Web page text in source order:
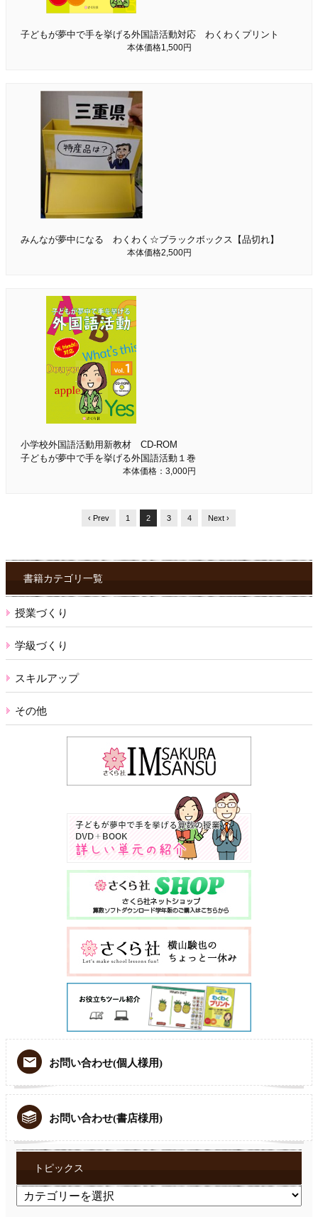
子どもが夢中で手を挙げる外国語活動対応 わくわくプリント
本体価格1,500円
みんなが夢中になる わくわく☆ブラックボックス【品切れ】
本体価格2,500円
小学校外国語活動用新教材 CD-ROM
子どもが夢中で手を挙げる外国語活動１巻
本体価格：3,000円
‹ Prev 1 2 3 4 Next ›
書籍カテゴリ一覧
授業づくり
学級づくり
スキルアップ
その他
お問い合わせ(個人様用)
お問い合わせ(書店様用)
トピックス